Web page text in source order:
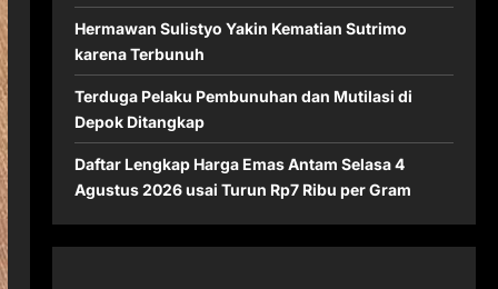
Hermawan Sulistyo Yakin Kematian Sutrimo
karena Terbunuh
Terduga Pelaku Pembunuhan dan Mutilasi di
Depok Ditangkap
Daftar Lengkap Harga Emas Antam Selasa 4
Agustus 2026 usai Turun Rp7 Ribu per Gram